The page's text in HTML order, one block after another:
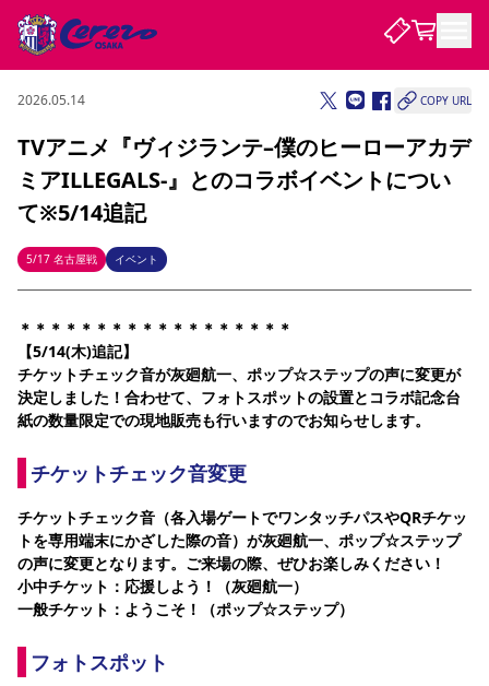
試合・チーム
試合について
試合日程 / 結果 順位表
チームについて
アカデミー
ハナサカプレーヤー 歴代所属選手
観戦する
チケット
チケット情報 販売スケジュール 価格・席種 購入方法
特定興行入場券
譲渡サービス リセールサービス
観戦ガイド
初めて観戦ガイド キッズ向けサービス グルメ マッチデープログラム
観戦マナー&ルール ビジターサポーター観戦ガイド 公式アプリ
スタジアム
YANMAR HANASAKA STADIUM
DAZNで観戦
DAZNで観戦
アウェイツアー
アウェイツアー
クラブを知る
セレッソ大阪について
クラブ紹介 沿革 シーズン記録 求人情報
サポートする
セレッソアイデアちょうだいな 応援商店街
Lise（ライセンスビジネス）
サステナビリティ
サステナビリティポリシー SDGsのゴール
インパクトレポート
活動レポート
SPORT POSITIVE LEAGUES 取り組み実績
スポーツクラブ
スポーツクラブ
ファンクラブ
ファンクラブ
まいセレチケット
会員規定 婚姻届・出生届・命名書
ニュース
ニュース
すべて チーム グッズ チケット イベント ファンクラブ
ホームタウン パートナー スポーツクラブ メディア 30周年
レディース
アカデミー
2026.05.14 COPY URL
TVアニメ『ヴィジランテ–僕のヒーローアカデ
ミアILLEGALS-』とのコラボイベントについ
て※5/14追記
5/17 名古屋戦 イベント
＊＊＊＊＊＊＊＊＊＊＊＊＊＊＊＊＊＊
【5/14(木)追記】
チケットチェック音が灰廻航一、ポップ☆ステップの声に変更が
決定しました！合わせて、フォトスポットの設置とコラボ記念台
紙の数量限定での現地販売も行いますのでお知らせします。
チケットチェック音変更
チケットチェック音（各入場ゲートでワンタッチパスやQRチケッ
トを専用端末にかざした際の音）が灰廻航一、ポップ☆ステップ
の声に変更となります。ご来場の際、ぜひお楽しみください！
小中チケット：応援しよう！（灰廻航一）
一般チケット：ようこそ！（ポップ☆ステップ）
フォトスポット